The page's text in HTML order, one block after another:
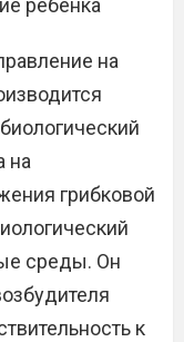
ребенка
на
на
грибковой
среды. Он
к